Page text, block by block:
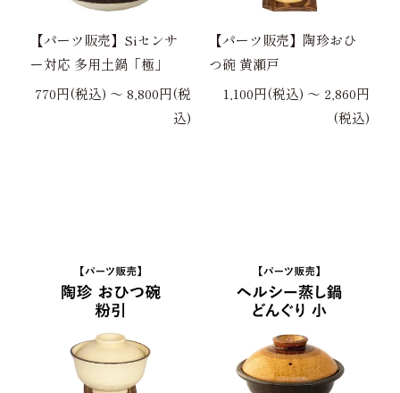
【パーツ販売】Siセンサ
ー対応 多用土鍋「極」
770円(税込) 〜 8,800円(税
込)
【パーツ販売】陶珍おひ
つ碗 黄瀬戸
1,100円(税込) 〜 2,860円
(税込)